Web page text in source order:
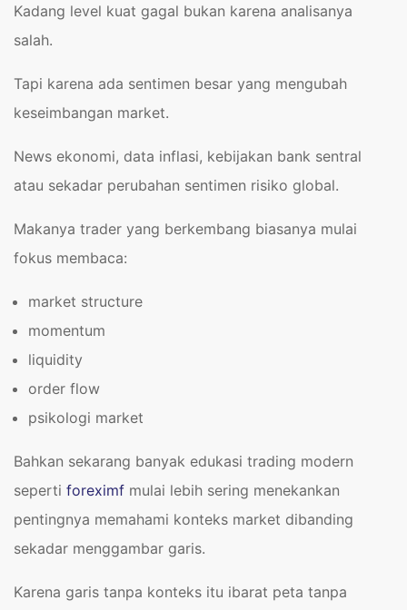
Kadang level kuat gagal bukan karena analisanya
salah.
Tapi karena ada sentimen besar yang mengubah
keseimbangan market.
News ekonomi, data inflasi, kebijakan bank sentral
atau sekadar perubahan sentimen risiko global.
Makanya trader yang berkembang biasanya mulai
fokus membaca:
market structure
momentum
liquidity
order flow
psikologi market
Bahkan sekarang banyak edukasi trading modern
seperti foreximf mulai lebih sering menekankan
pentingnya memahami konteks market dibanding
sekadar menggambar garis.
Karena garis tanpa konteks itu ibarat peta tanpa